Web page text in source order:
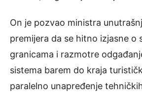
On je pozvao ministra
premijera da se hitno izjasne o
granicama i razmotre
sistema barem do kraja
paralelno unapređenje